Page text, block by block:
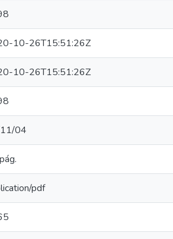
10-26T15:51:26Z
10-26T15:51:26Z
04
pdf